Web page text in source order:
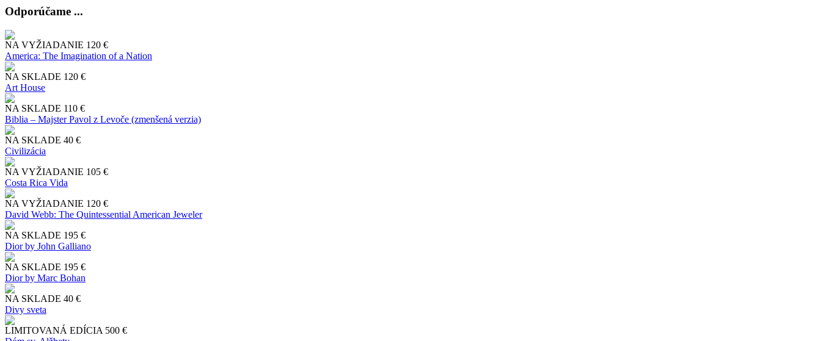
Odporúčame ...
NA VYŽIADANIE 120 €
America: The Imagination of a Nation
NA SKLADE 120 €
Art House
NA SKLADE 110 €
Biblia – Majster Pavol z Levoče (zmenšená verzia)
NA SKLADE 40 €
Civilizácia
NA VYŽIADANIE 105 €
Costa Rica Vida
NA VYŽIADANIE 120 €
David Webb: The Quintessential American Jeweler
NA SKLADE 195 €
Dior by John Galliano
NA SKLADE 195 €
Dior by Marc Bohan
NA SKLADE 40 €
Divy sveta
LIMITOVANÁ EDÍCIA 500 €